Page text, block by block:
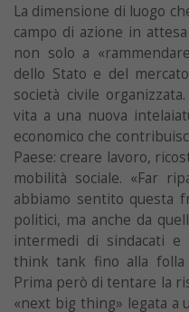
La dimensione di luogo
campo di azione in
non solo a
dello Stato e del
società civile
vita a una nuova
economico che
Paese: creare lavoro,
mobilità sociale. «Far
abbiamo sentito questa
politici, ma anche da
intermedi di sindacati e
think tank fino alla folla
Prima però di tentare la
«next big thing» legata a